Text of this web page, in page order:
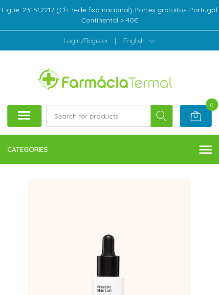
Ligue: 231512217 (Ch. rede fixa nacional) Portes gratuitos-Portugal
Continental > 40€
Login/Register | English
0
CATEGORIES